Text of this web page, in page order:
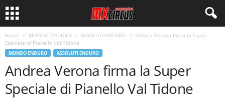
Home MONDO ENDURO ASSOLUTI ENDURO
Andrea Verona firma la Super
Speciale di Pianello Val Tidone
MONDO ENDURO ASSOLUTI ENDURO
Andrea Verona firma la Super
Speciale di Pianello Val Tidone